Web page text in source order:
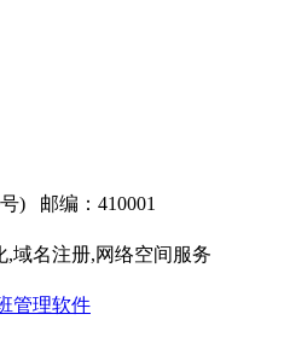
) 邮编：410001
域名注册,网络空间服务
管理软件